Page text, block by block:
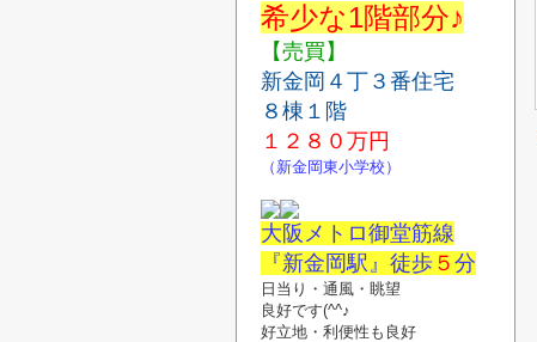
希少な1階部分♪
【売買】
新金岡４丁３番住宅
８棟１階
１２８０ 万円
（新金岡東小学校）
大阪メトロ御堂筋線
『新金岡駅』徒歩 ５ 分
日当り・通風・ 眺望
良好です(^^♪
好立地・利便性も良好